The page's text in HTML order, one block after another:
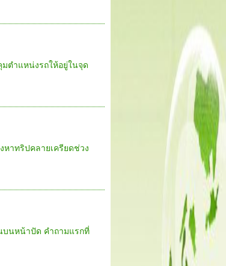
ตำแหน่งรถให้อยู่ในจุด
หาทริปคลายเครียดช่วง
นหน้าปัด คำถามแรกที่